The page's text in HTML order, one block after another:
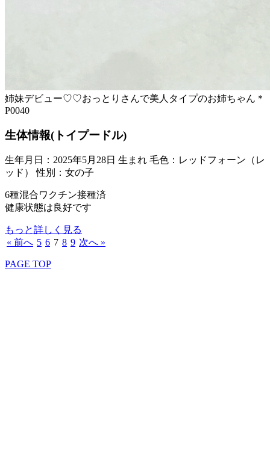
姉妹デビュー♡♡おっとりさんで美人タイプのお姉ちゃん＊
P0040
生体情報(トイプードル)
生年月日：2025年5月28日 生まれ 毛色：レッドフォーン（レ
ッド）
性別：女の子
6種混合ワクチン接種済
健康状態は良好です
もっと詳しく見る
« 前へ 5 6 7 8 9 次へ »
PAGE TOP